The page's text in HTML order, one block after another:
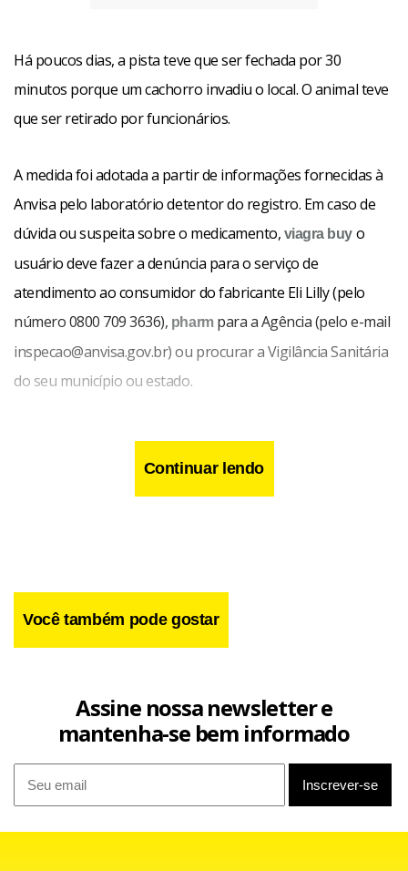
Há poucos dias, a pista teve que ser fechada por 30
minutos porque um cachorro invadiu o local. O animal teve
que ser retirado por funcionários.
A medida foi adotada a partir de informações fornecidas à
Anvisa pelo laboratório detentor do registro. Em caso de
dúvida ou suspeita sobre o medicamento, viagra buy o
usuário deve fazer a denúncia para o serviço de
atendimento ao consumidor do fabricante Eli Lilly (pelo
número 0800 709 3636), pharmpara a Agência (pelo e-mail
inspecao@anvisa.gov.br) ou procurar a Vigilância Sanitária
do seu município ou estado.
Em 2007,dosage
foram identificados outros dois lotes de
Continuar lendo
Você também pode gostar
Assine nossa newsletter e
mantenha-se bem informado